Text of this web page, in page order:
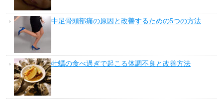
中足骨頭部痛の原因と改善するための5つの方法
牡蠣の食べ過ぎで起こる体調不良と改善方法